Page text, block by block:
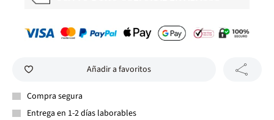
Añadir a favoritos
Compra segura
Entrega en 1-2 días laborables